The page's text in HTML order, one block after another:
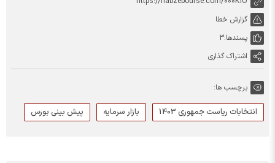
گزارش خطا
پسندها:3
اشتراک گذاری
برچسب ها:
انتخابات ریاست جمهوری 1403 بازار سرمایه پیش بینی بورس